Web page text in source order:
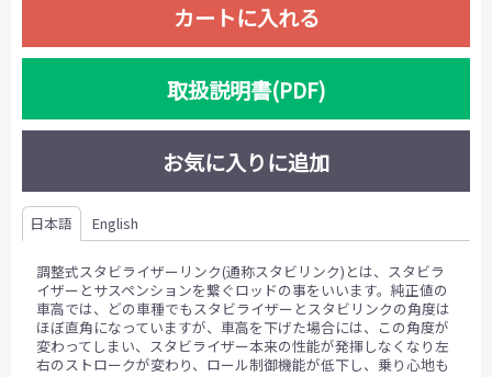
カートに入れる
取扱説明書(PDF)
お気に入りに追加
日本語 English
調整式スタビライザーリンク(通称スタビリンク)とは、スタビラ
イザーとサスペンションを繋ぐロッドの事をいいます。純正値の
車高では、どの車種でもスタビライザーとスタビリンクの角度は
ほぼ直角になっていますが、車高を下げた場合には、この角度が
変わってしまい、スタビライザー本来の性能が発揮しなくなり左
右のストロークが変わり、ロール制御機能が低下し、乗り心地も